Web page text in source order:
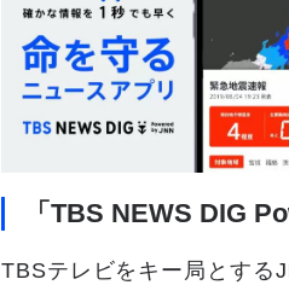
「TBS NEWS DIG
TBSテレビをキー局とする